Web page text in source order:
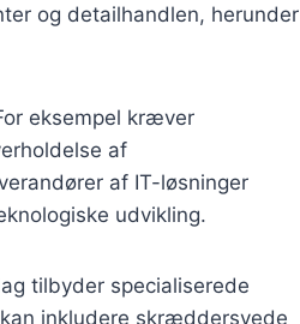
og detailhandlen, herunder
eksempel kræver
af
af IT-løsninger
udvikling.
tilbyder specialiserede
inkludere skræddersyede